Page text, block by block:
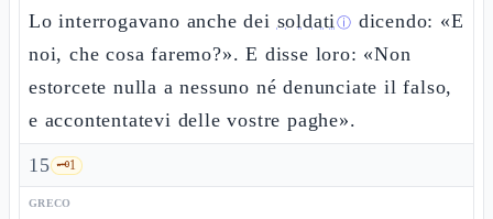
Lo interrogavano anche dei soldatiⓘ dicendo: «E
noi, che cosa faremo?». E disse loro: «Non
estorcete nulla a nessuno né denunciate il falso,
e accontentatevi delle vostre paghe».
15 🗝️1
GRECO